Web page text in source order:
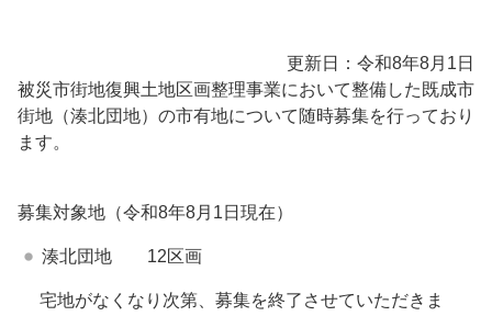
更新日：令和8年8月1日
被災市街地復興土地区画整理事業において整備した既成市
街地（湊北団地）の市有地について随時募集を行っており
ます。
募集対象地（令和8年8月1日現在）
湊北団地 12区画
宅地がなくなり次第、募集を終了させていただきま